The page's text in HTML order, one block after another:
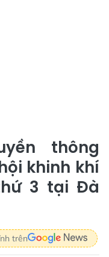
thông
khinh khí
3 tại Đà
trên